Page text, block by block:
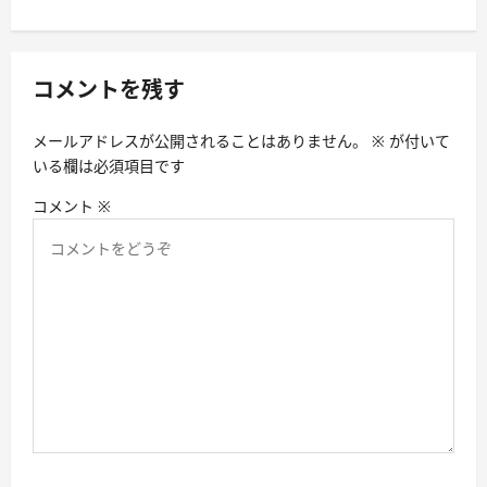
ー
ョ
コメントを残す
メールアドレスが公開されることはありません。 ※ が付いて
いる欄は必須項目です
コメント ※